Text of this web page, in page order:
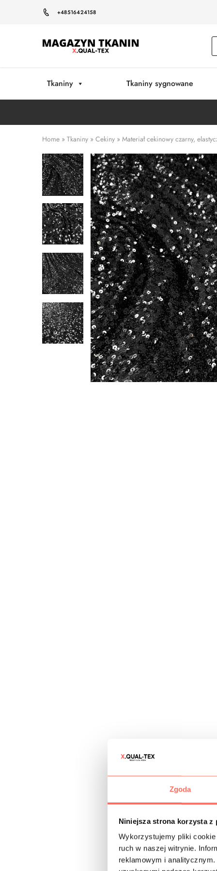
Zgoda
Niniejsza strona korzysta z
Wykorzystujemy pliki
ruch w naszej witrynie.
reklamowym i
+48516424158
Magazyn
Tkaniny Tkaniny sygnowane
Home » Tkaniny » Cekiny » Materiał cekinowy czarny,